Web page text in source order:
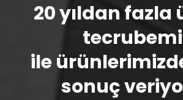
20 yıldan fazla
ile
sonuç